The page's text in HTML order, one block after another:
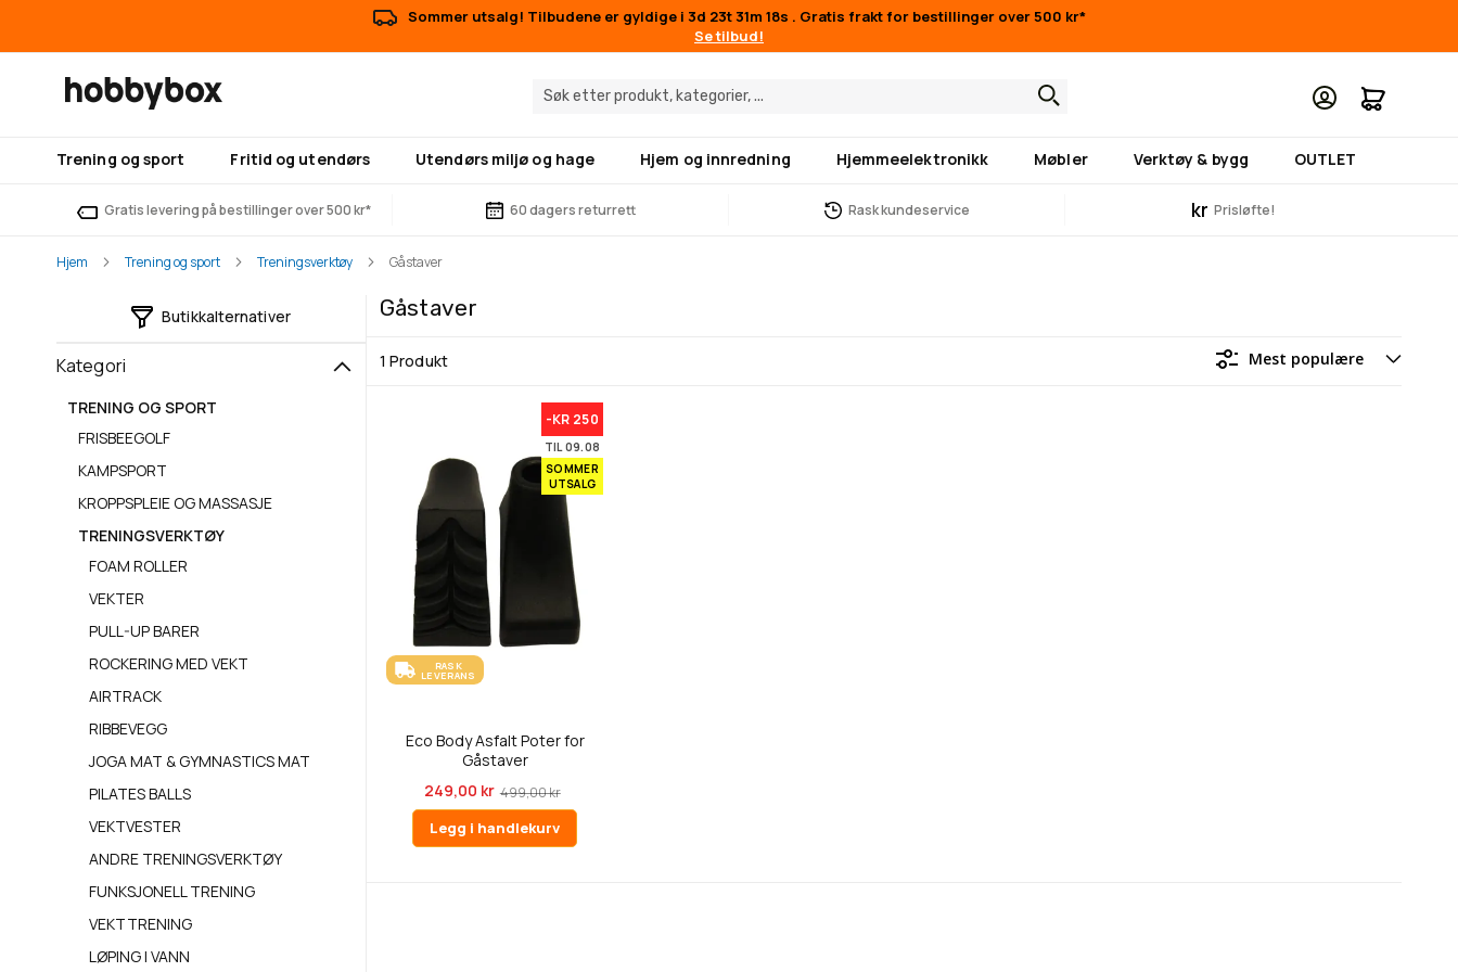
Sommer utsalg! Tilbudene er gyldige i 3d 23t 31m 18s . Gratis frakt for bestillinger over 500 kr*
Se tilbud!
Min
Trening og sport Fritid og utendørs Utendørs miljø og hage Hjem og innredning Hjemmeelektronikk Møbler Verktøy & bygg OUTLET
Gratis levering på bestillinger over 500 kr* 60 dagers returrett Rask kundeservice kr Prisløfte!
Hjem Trening og sport Treningsverktøy Gåstaver
Gåstaver
1 Produkt
-KR 250
TIL 09.08
SOMMER
UTSALG
RASK
LEVERANS
Eco Body Asfalt Poter for
Gåstaver
249,00 kr 499,00 kr
Legg i handlekurv
Butikkalternativer
Kategori
TRENING OG SPORT
FRISBEEGOLF
KAMPSPORT
KROPPSPLEIE OG MASSASJE
TRENINGSVERKTØY
FOAM ROLLER
VEKTER
PULL-UP BARER
ROCKERING MED VEKT
AIRTRACK
RIBBEVEGG
JOGA MAT & GYMNASTICS MAT
PILATES BALLS
VEKTVESTER
ANDRE TRENINGSVERKTØY
FUNKSJONELL TRENING
VEKTTRENING
LØPING I VANN